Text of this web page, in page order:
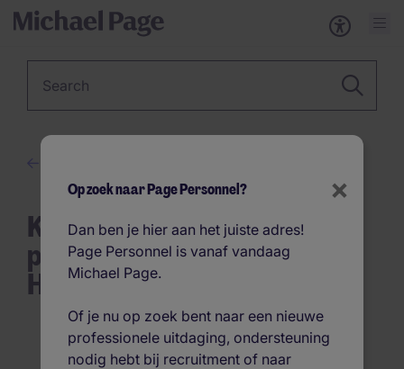
Kraak de Code: Wat Tech-
professionals Echt Zoeken in
Hun Volgende Baan
×
Op zoek naar Page Personnel?
Dan ben je hier aan het juiste adres!
Page Personnel is vanaf vandaag
Michael Page.
Of je nu op zoek bent naar een nieuwe
professionele uitdaging, ondersteuning
nodig hebt bij recruitment of naar